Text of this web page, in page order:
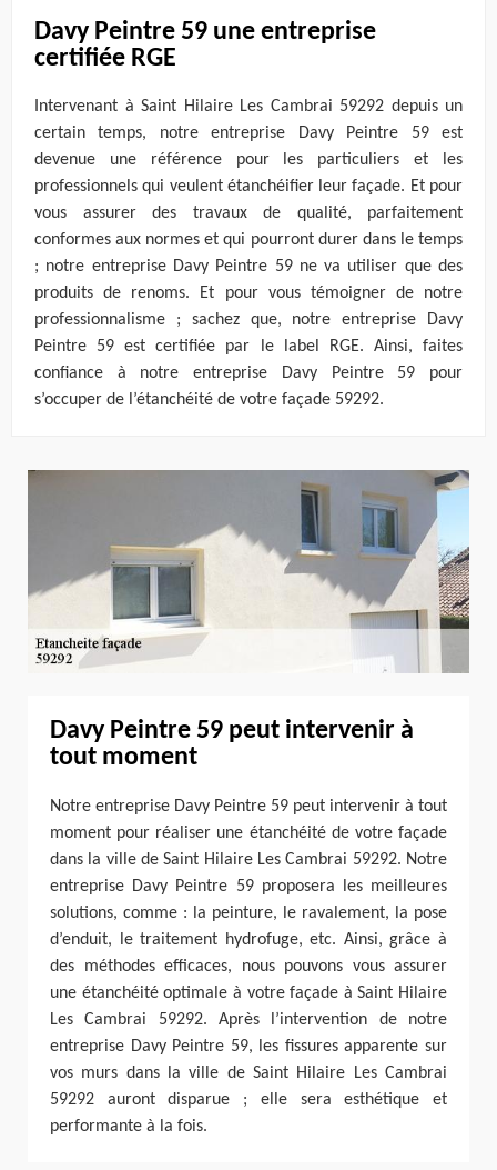
Davy Peintre 59 une entreprise
certifiée RGE
Intervenant à Saint Hilaire Les Cambrai 59292 depuis un
certain temps, notre entreprise Davy Peintre 59 est
devenue une référence pour les particuliers et les
professionnels qui veulent étanchéifier leur façade. Et pour
vous assurer des travaux de qualité, parfaitement
conformes aux normes et qui pourront durer dans le temps
; notre entreprise Davy Peintre 59 ne va utiliser que des
produits de renoms. Et pour vous témoigner de notre
professionnalisme ; sachez que, notre entreprise Davy
Peintre 59 est certifiée par le label RGE. Ainsi, faites
confiance à notre entreprise Davy Peintre 59 pour
s’occuper de l’étanchéité de votre façade 59292.
Davy Peintre 59 peut intervenir à
tout moment
Notre entreprise Davy Peintre 59 peut intervenir à tout
moment pour réaliser une étanchéité de votre façade
dans la ville de Saint Hilaire Les Cambrai 59292. Notre
entreprise Davy Peintre 59 proposera les meilleures
solutions, comme : la peinture, le ravalement, la pose
d’enduit, le traitement hydrofuge, etc. Ainsi, grâce à
des méthodes efficaces, nous pouvons vous assurer
une étanchéité optimale à votre façade à Saint Hilaire
Les Cambrai 59292. Après l’intervention de notre
entreprise Davy Peintre 59, les fissures apparente sur
vos murs dans la ville de Saint Hilaire Les Cambrai
59292 auront disparue ; elle sera esthétique et
performante à la fois.